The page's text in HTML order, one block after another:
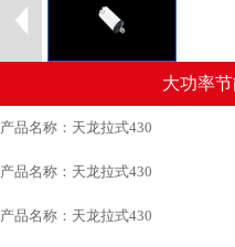
大功率
产品名称：天龙拉式430
产品名称：天龙拉式430
产品名称：天龙拉式430